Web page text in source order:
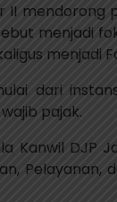
II
menjadi
menjadi
dari
pajak.
Kanwil DJP
Pelayanan,